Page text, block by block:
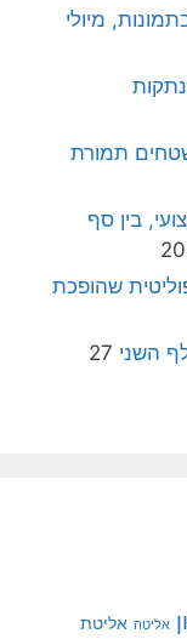
מיולי
תמורת
בין סף
שהופכת
השני 27
אליטה אליטת